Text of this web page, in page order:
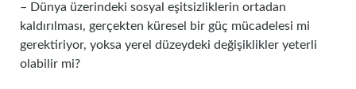
– Dünya üzerindeki sosyal eşitsizliklerin ortadan
kaldırılması, gerçekten küresel bir güç mücadelesi mi
gerektiriyor, yoksa yerel düzeydeki değişiklikler yeterli
olabilir mi?